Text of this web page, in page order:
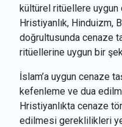
kültürel ritüellere uygun
Hristiyanlık, Hinduizm,
doğrultusunda cenaze
ritüellerine uygun bir
İslam’a uygun cenaze
kefenleme ve dua
Hristiyanlıkta cenaze
edilmesi gereklilikleri